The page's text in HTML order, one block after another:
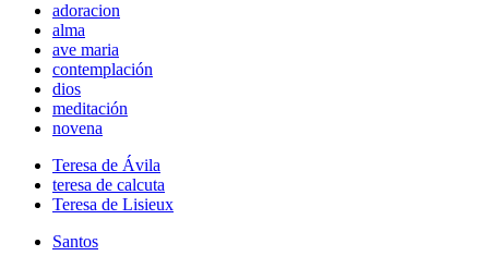
adoracion
alma
ave maria
contemplación
dios
meditación
novena
Teresa de Ávila
teresa de calcuta
Teresa de Lisieux
Santos